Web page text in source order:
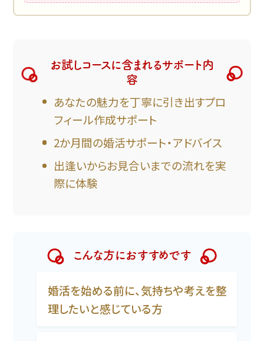
お試しコースに含まれるサポート内
容
あなたの魅力を丁寧に引き出すプロ
フィール作成サポート
2か月間の婚活サポート・アドバイス
出逢いからお見合いまでの流れを実
際に体験
こんな方におすすめです
婚活を始める前に、気持ちや考えを整
理したいと感じている方